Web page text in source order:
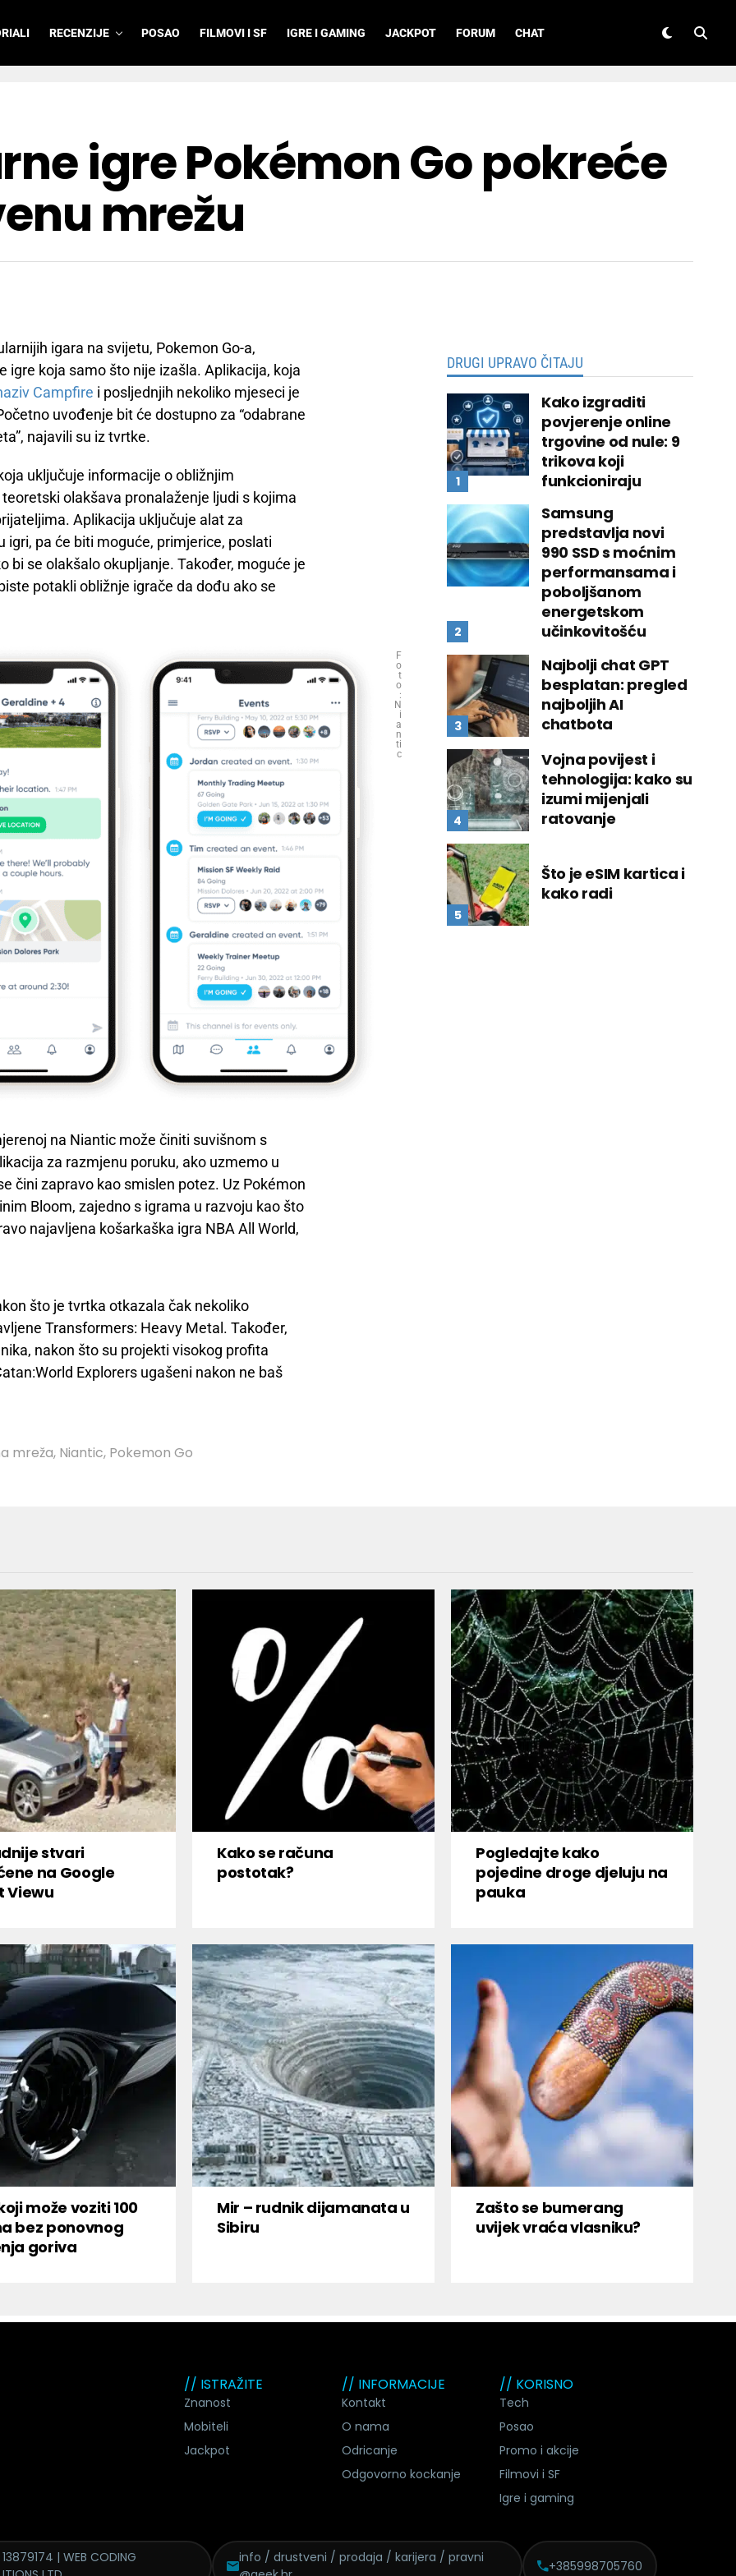
RECENZIJE POSAO FILMOVI I SF IGRE I GAMING JACKPOT FORUM CHAT
igre Pokémon Go pokreće
mrežu
igara na svijetu, Pokemon Go-a,
igre koja samo što nije izašla. Aplikacija, koja
Campfire i posljednjih nekoliko mjeseci je
uvođenje bit će dostupno za “odabrane
najavili su iz tvrtke.
uključuje informacije o obližnjim
olakšava pronalaženje ljudi s kojima
Aplikacija uključuje alat za
igri, pa će biti moguće, primjerice, poslati
bi se olakšalo okupljanje. Također, moguće je
potakli obližnje igrače da dođu ako se
F
o
t
o
:
N
i
a
n
ti
c
na Niantic može činiti suvišnom s
za razmjenu poruku, ako uzmemo u
čini zapravo kao smislen potez. Uz Pokémon
Bloom, zajedno s igrama u razvoju kao što
najavljena košarkaška igra NBA All World,
što je tvrtka otkazala čak nekoliko
Transformers: Heavy Metal. Također,
nakon što su projekti visokog profita
Explorers ugašeni nakon ne baš
mreža, Niantic, Pokemon Go
DRUGI UPRAVO ČITAJU
Kako izgraditi
povjerenje online
trgovine od nule: 9
trikova koji
funkcioniraju
Samsung
predstavlja novi
990 SSD s moćnim
performansama i
poboljšanom
energetskom
učinkovitošću
Najbolji chat GPT
besplatan: pregled
najboljih AI
chatbota
Vojna povijest i
tehnologija: kako su
izumi mijenjali
ratovanje
Što je eSIM kartica i
kako radi
stvari
na Google
Viewu
Kako se računa
postotak?
Pogledajte kako
pojedine droge djeluju na
pauka
može voziti 100
bez ponovnog
goriva
Mir – rudnik dijamanata u
Sibiru
Zašto se bumerang
uvijek vraća vlasniku?
// ISTRAŽITE
Znanost
Mobiteli
Jackpot
// INFORMACIJE
Kontakt
O nama
Odricanje
Odgovorno kockanje
// KORISNO
Tech
Posao
Promo i akcije
Filmovi i SF
Igre i gaming
13879174 | WEB CODING
info / drustveni / prodaja / karijera / pravni
+385998705760